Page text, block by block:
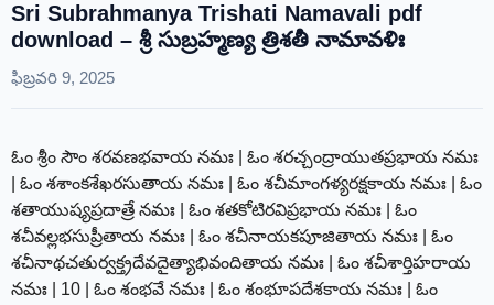
Sri Subrahmanya Trishati Namavali pdf
download – శ్రీ సుబ్రహ్మణ్య త్రిశతీ నామావళిః
ఫిబ్రవరి 9, 2025
ఓం శ్రీం సౌం శరవణభవాయ నమః | ఓం శరచ్చంద్రాయుతప్రభాయ నమః
| ఓం శశాంకశేఖరసుతాయ నమః | ఓం శచీమాంగళ్యరక్షకాయ నమః | ఓం
శతాయుష్యప్రదాత్రే నమః | ఓం శతకోటిరవిప్రభాయ నమః | ఓం
శచీవల్లభసుప్రీతాయ నమః | ఓం శచీనాయకపూజితాయ నమః | ఓం
శచీనాథచతుర్వక్త్రదేవదైత్యాభివందితాయ నమః | ఓం శచీశార్తిహరాయ
నమః | 10 | ఓం శంభవే నమః | ఓం శంభూపదేశకాయ నమః | ఓం